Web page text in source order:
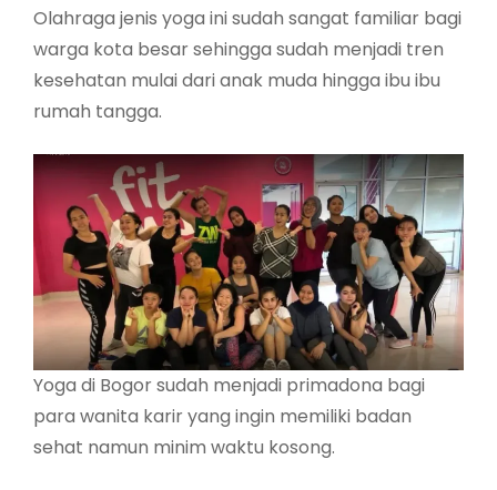
Olahraga jenis yoga ini sudah sangat familiar bagi
warga kota besar sehingga sudah menjadi tren
kesehatan mulai dari anak muda hingga ibu ibu
rumah tangga.
Yoga di Bogor sudah menjadi primadona bagi
para wanita karir yang ingin memiliki badan
sehat namun minim waktu kosong.